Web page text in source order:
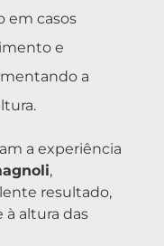
em casos
e
a
a experiência
,
resultado,
à altura das